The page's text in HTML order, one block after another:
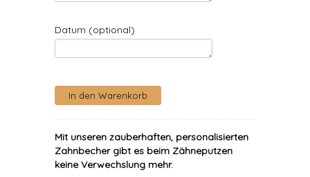
Datum (optional)
Mit unseren zauberhaften, personalisierten
Zahnbecher gibt es beim Zähneputzen
keine Verwechslung mehr.